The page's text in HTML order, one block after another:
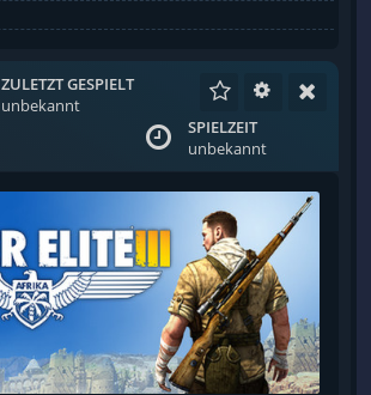
ZULETZT GESPIELT
unbekannt
SPIELZEIT
unbekannt